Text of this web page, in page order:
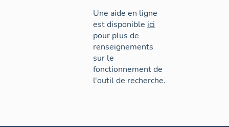
Une aide en ligne
est disponible ici
pour plus de
renseignements
sur le
fonctionnement de
l'outil de recherche.